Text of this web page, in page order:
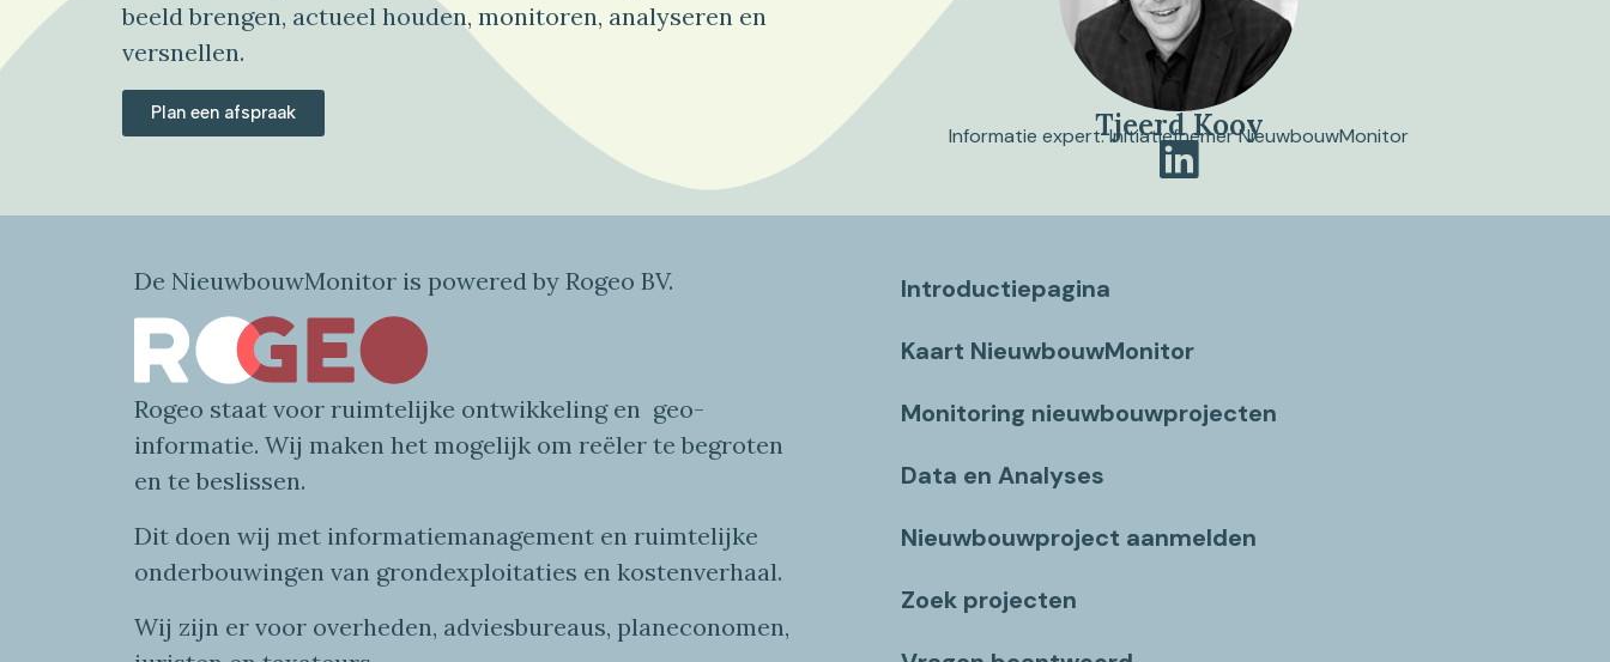
beeld brengen, actueel houden, monitoren, analyseren en
versnellen.
Plan een afspraak Tjeerd Kooy
Informatie expert. Initiatiefnemer NieuwbouwMonitor
De NieuwbouwMonitor is powered by Rogeo BV.
Rogeo staat voor ruimtelijke ontwikkeling en geo-
informatie. Wij maken het mogelijk om reëler te begroten
en te beslissen.
Dit doen wij met informatiemanagement en ruimtelijke
onderbouwingen van grondexploitaties en kostenverhaal.
Wij zijn er voor overheden, adviesbureaus, planeconomen,
Introductiepagina
Kaart NieuwbouwMonitor
Monitoring nieuwbouwprojecten
Data en Analyses
Nieuwbouwproject aanmelden
Zoek projecten